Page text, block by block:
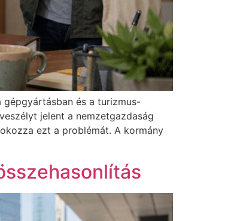
és a turizmus-
jelent a nemzetgazdaság
ezt a problémát. A kormány